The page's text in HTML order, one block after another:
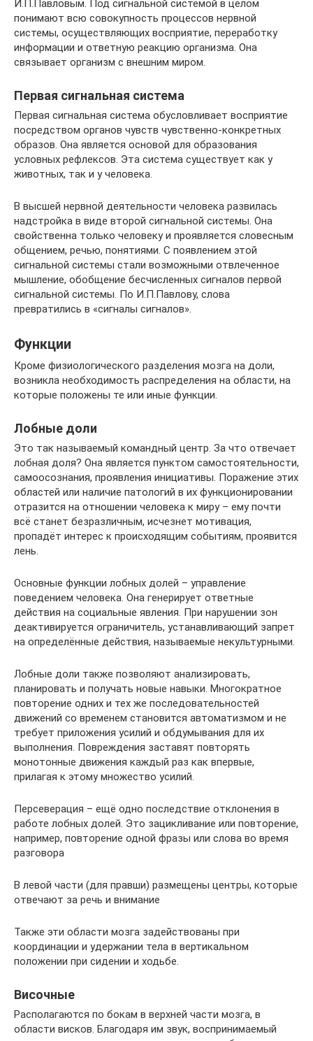
И.П.Павловым. Под сигнальной системой в целом
понимают всю совокупность процессов нервной
системы, осуществляющих восприятие, переработку
информации и ответную реакцию организма. Она
связывает организм с внешним миром.
Первая сигнальная система
Первая сигнальная система обусловливает восприятие
посредством органов чувств чувственно-конкретных
образов. Она является основой для образования
условных рефлексов. Эта система существует как у
животных, так и у человека.
В высшей нервной деятельности человека развилась
надстройка в виде второй сигнальной системы. Она
свойственна только человеку и проявляется словесным
общением, речью, понятиями. С появлением этой
сигнальной системы стали возможными отвлеченное
мышление, обобщение бесчисленных сигналов первой
сигнальной системы. По И.П.Павлову, слова
превратились в «сигналы сигналов».
Функции
Кроме физиологического разделения мозга на доли,
возникла необходимость распределения на области, на
которые положены те или иные функции.
Лобные доли
Это так называемый командный центр. За что отвечает
лобная доля? Она является пунктом самостоятельности,
самоосознания, проявления инициативы. Поражение этих
областей или наличие патологий в их функционировании
отразится на отношении человека к миру – ему почти
всё станет безразличным, исчезнет мотивация,
пропадёт интерес к происходящим событиям, проявится
лень.
Основные функции лобных долей – управление
поведением человека. Она генерирует ответные
действия на социальные явления. При нарушении зон
деактивируется ограничитель, устанавливающий запрет
на определённые действия, называемые некультурными.
Лобные доли также позволяют анализировать,
планировать и получать новые навыки. Многократное
повторение одних и тех же последовательностей
движений со временем становится автоматизмом и не
требует приложения усилий и обдумывания для их
выполнения. Повреждения заставят повторять
монотонные движения каждый раз как впервые,
прилагая к этому множество усилий.
Персеверация – ещё одно последствие отклонения в
работе лобных долей. Это зацикливание или повторение,
например, повторение одной фразы или слова во время
разговора
В левой части (для правши) размещены центры, которые
отвечают за речь и внимание
Также эти области мозга задействованы при
координации и удержании тела в вертикальном
положении при сидении и ходьбе.
Височные
Располагаются по бокам в верхней части мозга, в
области висков. Благодаря им звук, воспринимаемый